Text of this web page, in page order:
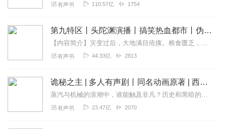
有声书 110.57亿 1754
第九特区丨头陀渊演播丨搞笑热血都市丨伪戒丨VIP免费多人有声剧
【内容简介】灾变过后，大地满目疮痍。粮食匮乏，资源紧俏，局势混乱……一位从待规划区杀出来的青年，背对着漫天黄沙，孤身来到九区谋生，却不曾想偶然结识三五好友，一念...
有声书 44.33亿 2813
诡秘之主 | 多人有声剧丨同名动画原著 | 西幻克苏鲁 | 乌贼作品
蒸汽与机械的浪潮中，谁能触及非凡？历史和黑暗的迷雾里，又是谁在耳语？我从诡秘中醒来，睁眼看见这个世界：枪械，大炮，巨舰，飞空艇，差分机；魔药，占卜，诅咒，倒吊人...
有声书 23.47亿 2070